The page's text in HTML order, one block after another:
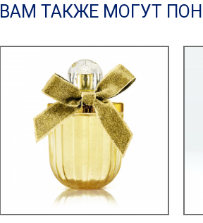
ВАМ ТАКЖЕ МОГУТ